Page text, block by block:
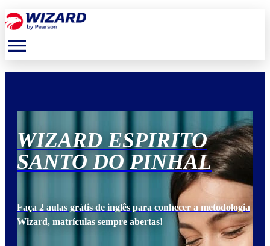
menu
WIZARD ESPIRITO
SANTO DO PINHAL
Faça 2 aulas grátis de inglês para conhecer a metodologia
Wizard, matrículas sempre abertas!